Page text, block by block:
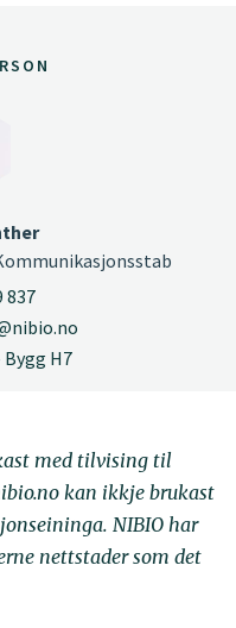
837
H7
med tilvising til
kan ikkje brukast
NIBIO har
nettstader som det